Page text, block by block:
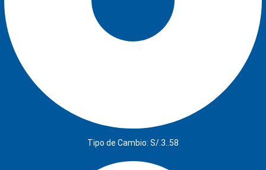
Tipo de Cambio: S/.3..58